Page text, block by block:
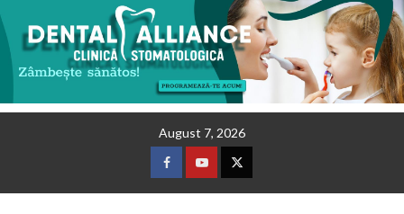
August 7, 2026
FacebookYoutubeTwitter